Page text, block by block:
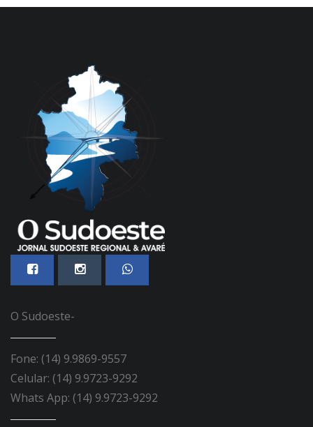
O Sudoeste-
Fone: (14) 9.9869-9557
Celular: (14) 9.9723-9292
Whats App: (14) 9.9723-9292